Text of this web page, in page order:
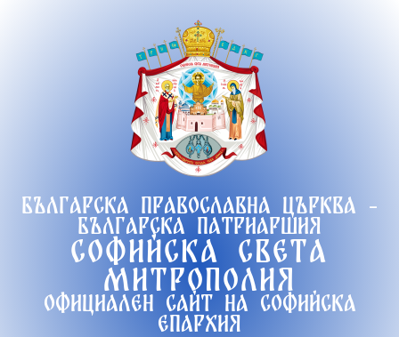
Българска православна църква -
Българска патриаршия
Софийска света
митрополия
Официален сайт на софийска
епархия